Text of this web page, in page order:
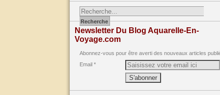
Newsletter Du Blog Aquarelle-En-
Voyage.com
Abonnez-vous pour être averti des nouveaux articles
Email